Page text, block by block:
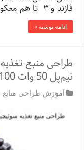
فازند و ۳ تا هم معکوس منبع تغذیه …
ادامه نوشته »
نیم‌پل 50 وات 100 کیلوهرتز
آموزش طراحی منابع